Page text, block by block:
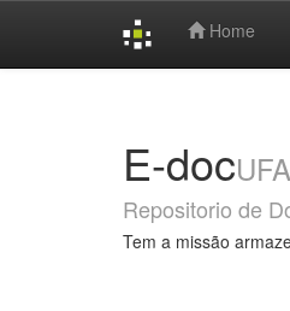
Home
E-doc
Repositorio de
Tem a missão